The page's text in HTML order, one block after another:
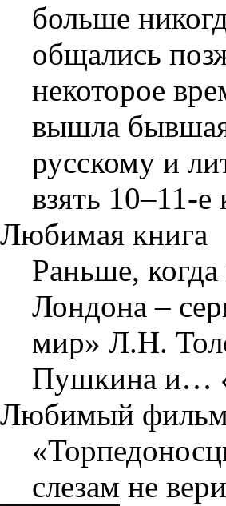
больше
общались
некоторое
вышла
русскому и
взять 10–11-
Любимая книга
Раньше,
Лондона –
мир» Л.Н.
Пушкина и…
Любимый
слезам не